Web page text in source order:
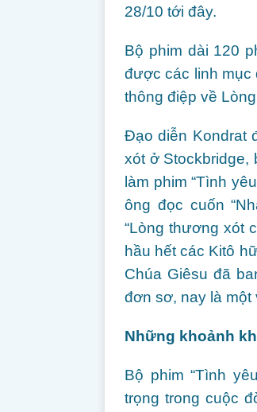
28/10 tới đây.
Bộ phim dài 120
được các linh mục
thông điệp về
Đạo diễn Kondrat
xót ở Stockbridge,
làm phim “Tình
ông đọc cuốn
“Lòng thương xót
hầu hết các Kitô
Chúa Giêsu đã
đơn sơ, nay là một
Những khoảnh
Bộ phim “Tình
trọng trong cuộc